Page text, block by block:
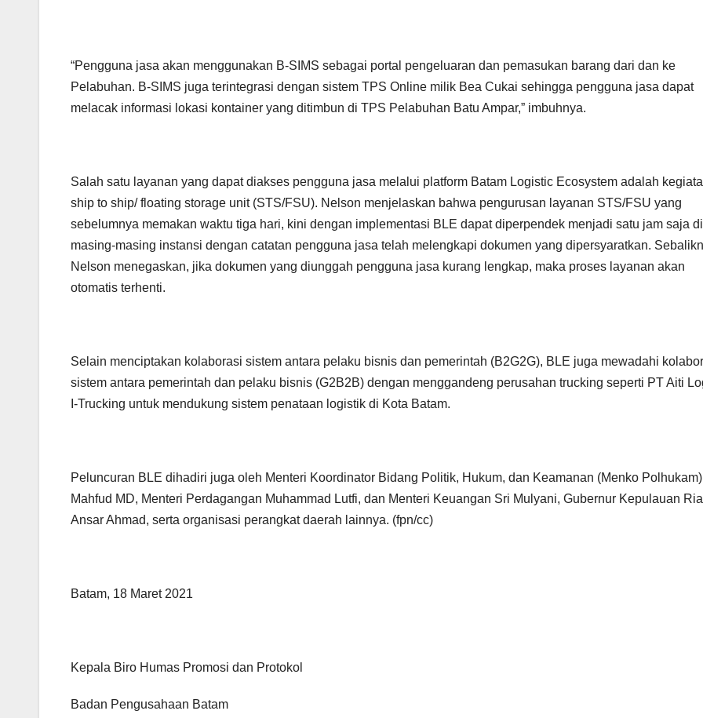
“Pengguna jasa akan menggunakan B-SIMS sebagai portal pengeluaran dan pemasukan barang dari dan ke
Pelabuhan. B-SIMS juga terintegrasi dengan sistem TPS Online milik Bea Cukai sehingga pengguna jasa dapat
melacak informasi lokasi kontainer yang ditimbun di TPS Pelabuhan Batu Ampar,” imbuhnya.
Salah satu layanan yang dapat diakses pengguna jasa melalui platform Batam Logistic Ecosystem adalah
ship to ship/ floating storage unit (STS/FSU). Nelson menjelaskan bahwa pengurusan layanan STS/FSU yang
sebelumnya memakan waktu tiga hari, kini dengan implementasi BLE dapat diperpendek menjadi satu jam saja di
masing-masing instansi dengan catatan pengguna jasa telah melengkapi dokumen yang dipersyaratkan.
Nelson menegaskan, jika dokumen yang diunggah pengguna jasa kurang lengkap, maka proses layanan akan
otomatis terhenti.
Selain menciptakan kolaborasi sistem antara pelaku bisnis dan pemerintah (B2G2G), BLE juga mewadahi
sistem antara pemerintah dan pelaku bisnis (G2B2B) dengan menggandeng perusahan trucking seperti PT Aiti
I-Trucking untuk mendukung sistem penataan logistik di Kota Batam.
Peluncuran BLE dihadiri juga oleh Menteri Koordinator Bidang Politik, Hukum, dan Keamanan (Menko Polhukam)
Mahfud MD, Menteri Perdagangan Muhammad Lutfi, dan Menteri Keuangan Sri Mulyani, Gubernur Kepulauan
Ansar Ahmad, serta organisasi perangkat daerah lainnya. (fpn/cc)
Batam, 18 Maret 2021
Kepala Biro Humas Promosi dan Protokol
Badan Pengusahaan Batam